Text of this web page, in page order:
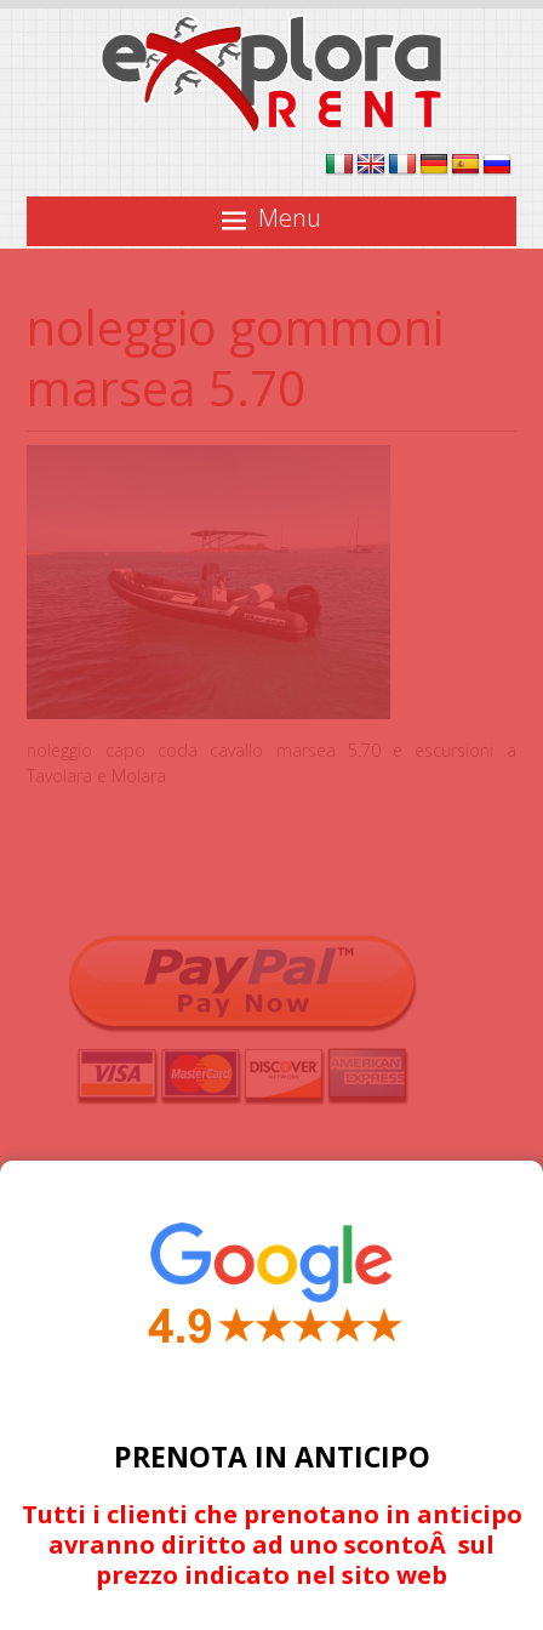
Menu
noleggio gommoni
marsea 5.70
noleggio capo coda cavallo marsea 5.70 e escursioni a
Tavolara e Molara
Estate 2021, Sardegna ai
primi posti delle
destinazioni ricercate
Sardegna, una pista ciclabile
PRENOTA IN ANTICIPO
Tutti i clienti che prenotano in anticipo
avranno diritto ad uno scontoÂ sul
prezzo indicato nel sito web